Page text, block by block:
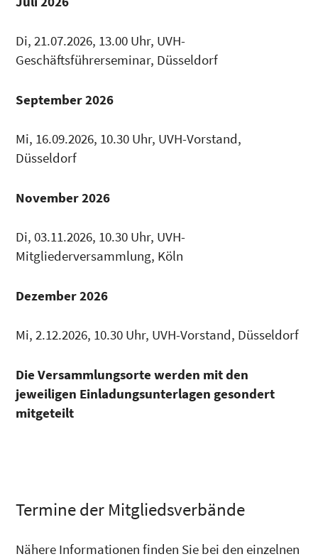
Di, 21.07.2026, 13.00 Uhr, UVH-
Geschäftsführerseminar, Düsseldorf
September 2026
Mi, 16.09.2026, 10.30 Uhr, UVH-Vorstand,
Düsseldorf
November 2026
Di, 03.11.2026, 10.30 Uhr, UVH-
Mitgliederversammlung, Köln
Dezember 2026
Mi, 2.12.2026, 10.30 Uhr, UVH-Vorstand, Düsseldorf
Die Versammlungsorte werden mit den
jeweiligen Einladungsunterlagen gesondert
mitgeteilt
Termine der Mitgliedsverbände
Nähere Informationen finden Sie bei den einzelnen